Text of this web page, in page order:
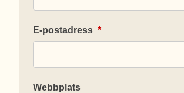
E-postadress *
Webbplats